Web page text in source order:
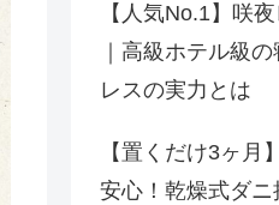
【人気No.1】咲
｜高級ホテル級
レスの実力とは
【置くだけ3ヶ月
安心！乾燥式ダニ